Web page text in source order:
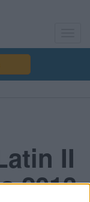
II
2013